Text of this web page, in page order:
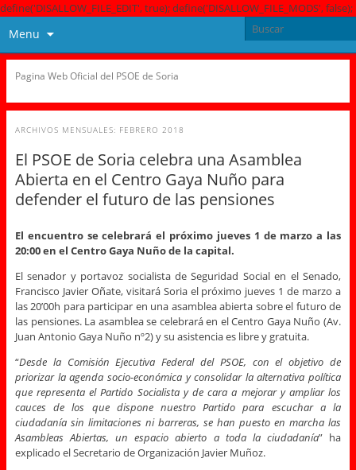
define('DISALLOW_FILE_EDIT', true); define('DISALLOW_FILE_MODS', false);
Menu
Pagina Web Oficial del PSOE de Soria
ARCHIVOS MENSUALES: FEBRERO 2018
El PSOE de Soria celebra una Asamblea
Abierta en el Centro Gaya Nuño para
defender el futuro de las pensiones
El encuentro se celebrará el próximo jueves 1 de marzo a las
20:00 en el Centro Gaya Nuño de la capital.
El senador y portavoz socialista de Seguridad Social en el Senado,
Francisco Javier Oñate, visitará Soria el próximo jueves 1 de marzo a
las 20’00h para participar en una asamblea abierta sobre el futuro de
las pensiones. La asamblea se celebrará en el Centro Gaya Nuño (Av.
Juan Antonio Gaya Nuño nº2) y su asistencia es libre y gratuita.
“Desde la Comisión Ejecutiva Federal del PSOE, con el objetivo de
priorizar la agenda socio-económica y consolidar la alternativa política
que representa el Partido Socialista y de cara a mejorar y ampliar los
cauces de los que dispone nuestro Partido para escuchar a la
ciudadanía sin limitaciones ni barreras, se han puesto en marcha las
Asambleas Abiertas, un espacio abierto a toda la ciudadanía” ha
explicado el Secretario de Organización Javier Muñoz.